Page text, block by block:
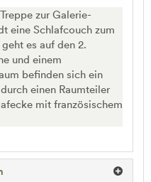
zur Galerie-
eine Schlafcouch zum
es auf den 2.
und einem
befinden sich ein
einen Raumteiler
mit französischem